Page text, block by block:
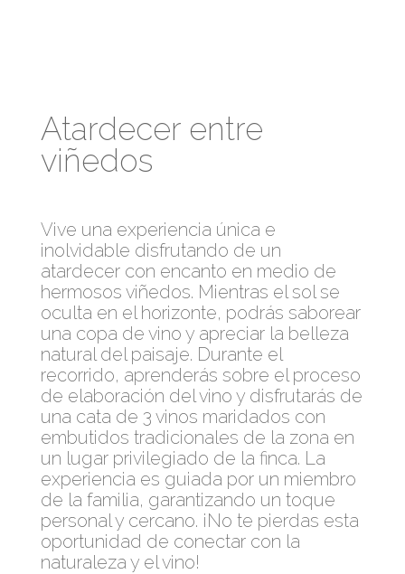
Atardecer entre
viñedos
Vive una experiencia única e
inolvidable disfrutando de un
atardecer con encanto en medio de
hermosos viñedos. Mientras el sol se
oculta en el horizonte, podrás saborear
una copa de vino y apreciar la belleza
natural del paisaje. Durante el
recorrido, aprenderás sobre el proceso
de elaboración del vino y disfrutarás de
una cata de 3 vinos maridados con
embutidos tradicionales de la zona en
un lugar privilegiado de la finca. La
experiencia es guiada por un miembro
de la familia, garantizando un toque
personal y cercano. ¡No te pierdas esta
oportunidad de conectar con la
naturaleza y el vino!